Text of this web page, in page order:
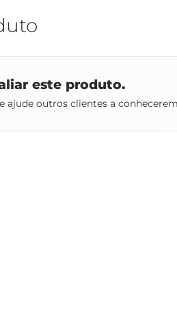
este produto.
ajude outros clientes a